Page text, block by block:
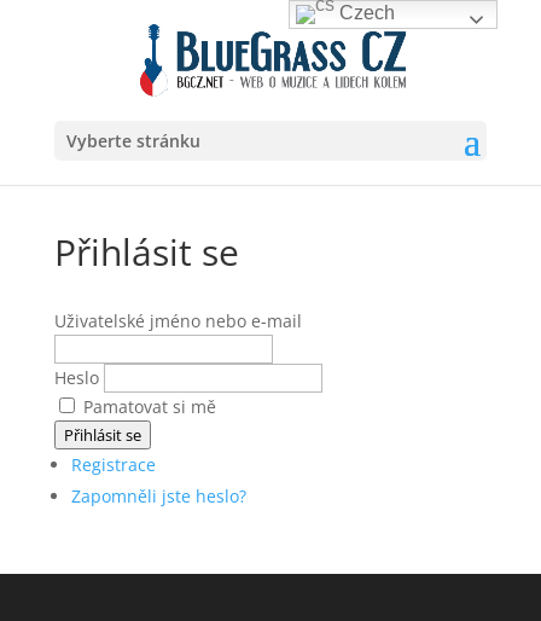
Vyberte stránku
Přihlásit se
Uživatelské jméno nebo e-mail
Heslo
Pamatovat si mě
Přihlásit se
Registrace
Zapomněli jste heslo?
Czech